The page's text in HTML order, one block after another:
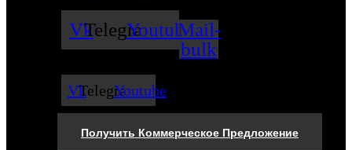
VkTelegramYoutubeMail-
bulk
VkTelegramYoutube
Получить Коммерческое Предложение